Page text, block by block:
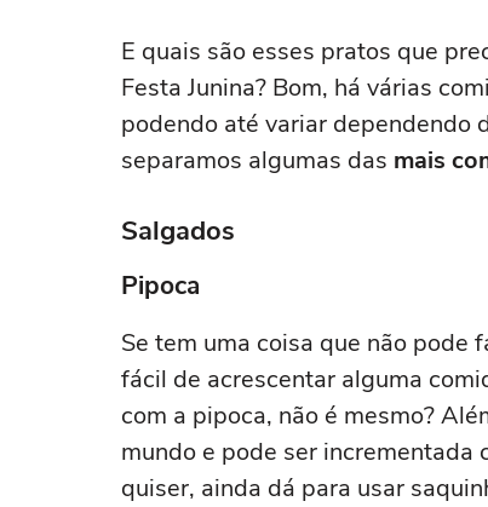
E quais são esses pratos que
Festa Junina? Bom, há várias
podendo até variar dependendo
separamos algumas das mais
Salgados
Pipoca
Se tem uma coisa que não pode
fácil de acrescentar alguma
com a pipoca, não é mesmo?
mundo e pode ser incrementada
quiser, ainda dá para usar